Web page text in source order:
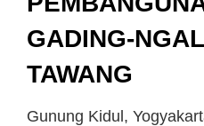
GADING-
TAWANG
Gunung Kidul,